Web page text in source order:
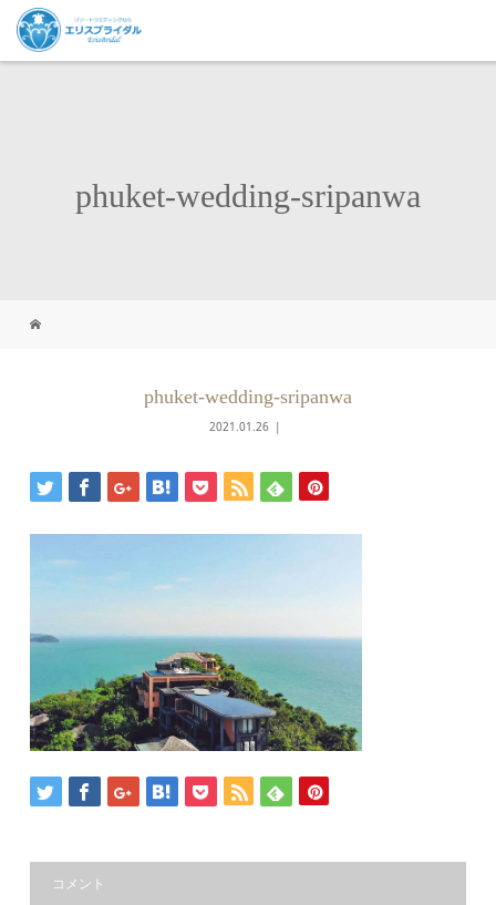
phuket-wedding-sripanwa
phuket-wedding-sripanwa
2021.01.26
コメント